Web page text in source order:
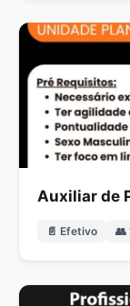
Auxiliar de
📄 Efetivo 👥